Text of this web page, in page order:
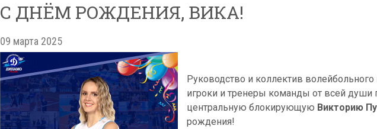
С ДНЁМ РОЖДЕНИЯ, ВИКА!
09 марта 2025
Руководство и коллектив
игроки и тренеры команды от всей души
центральную блокирующую Викторию
рождения!